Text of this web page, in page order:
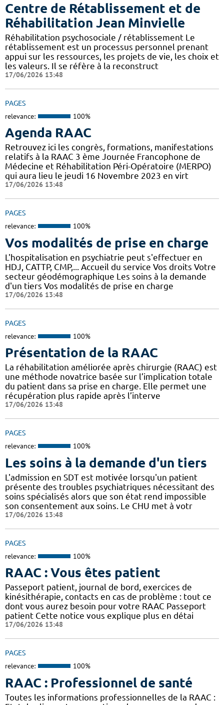
Centre de Rétablissement et de
Réhabilitation Jean Minvielle
Réhabilitation psychosociale / rétablissement Le
rétablissement est un processus personnel prenant
appui sur les ressources, les projets de vie, les choix et
les valeurs. Il se réfère à la reconstruct
17/06/2026 13:48
PAGES
relevance: 100%
Agenda RAAC
Retrouvez ici les congrès, formations, manifestations
relatifs à la RAAC 3 ème Journée Francophone de
Médecine et Réhabilitation Péri-Opératoire (MERPO)
qui aura lieu le jeudi 16 Novembre 2023 en virt
17/06/2026 13:48
PAGES
relevance: 100%
Vos modalités de prise en charge
L'hospitalisation en psychiatrie peut s'effectuer en
HDJ, CATTP, CMP,... Accueil du service Vos droits Votre
secteur géodémographique Les soins à la demande
d'un tiers Vos modalités de prise en charge
17/06/2026 13:48
PAGES
relevance: 100%
Présentation de la RAAC
La réhabilitation améliorée après chirurgie (RAAC) est
une méthode novatrice basée sur l’implication totale
du patient dans sa prise en charge. Elle permet une
récupération plus rapide après l’interve
17/06/2026 13:48
PAGES
relevance: 100%
Les soins à la demande d'un tiers
L'admission en SDT est motivée lorsqu'un patient
présente des troubles psychiatriques nécessitant des
soins spécialisés alors que son état rend impossible
son consentement aux soins. Le CHU met à votr
17/06/2026 13:48
PAGES
relevance: 100%
RAAC : Vous êtes patient
Passeport patient, journal de bord, exercices de
kinésithérapie, contacts en cas de problème : tout ce
dont vous aurez besoin pour votre RAAC Passeport
patient Cette notice vous explique plus en détai
17/06/2026 13:48
PAGES
relevance: 100%
RAAC : Professionnel de santé
Toutes les informations professionnelles de la RAAC :